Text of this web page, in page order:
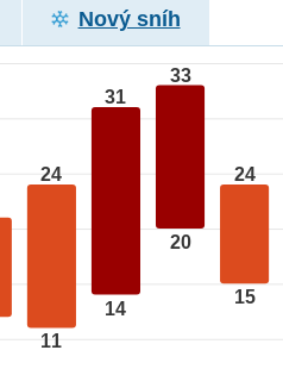
Nový sníh
24
11
31
14
33
20
24
15